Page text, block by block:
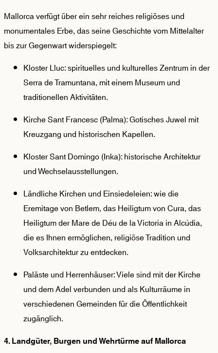
Mallorca verfügt über ein sehr reiches religiöses und
monumentales Erbe, das seine Geschichte vom Mittelalter
bis zur Gegenwart widerspiegelt:
Kloster Lluc: spirituelles und kulturelles Zentrum in der
Serra de Tramuntana, mit einem Museum und
traditionellen Aktivitäten.
Kirche Sant Francesc (Palma): Gotisches Juwel mit
Kreuzgang und historischen Kapellen.
Kloster Sant Domingo (Inka): historische Architektur
und Wechselausstellungen.
Ländliche Kirchen und Einsiedeleien: wie die
Eremitage von Betlem, das Heiligtum von Cura, das
Heiligtum der Mare de Déu de la Victoria in Alcúdia,
die es Ihnen ermöglichen, religiöse Tradition und
Volksarchitektur zu entdecken.
Paläste und Herrenhäuser: Viele sind mit der Kirche
und dem Adel verbunden und als Kulturräume in
verschiedenen Gemeinden für die Öffentlichkeit
zugänglich.
4. Landgüter, Burgen und Wehrtürme auf Mallorca